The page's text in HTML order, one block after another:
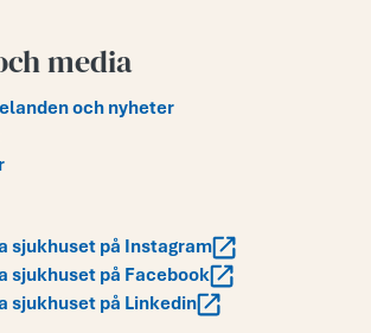
media
och nyheter
sjukhuset på Instagram
sjukhuset på Facebook
sjukhuset på Linkedin